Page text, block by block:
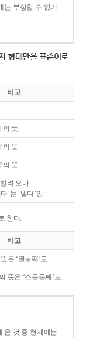
는 부정할 수 없기
형태만을 표준어로
비고
의 뜻.
의 뜻.
의 뜻.
려 오다.
’는 ‘빌다’임.
한다.
비고
은 ‘열둘째’로.
뜻은 ‘스물둘째’로.
온 것 중 현재에는